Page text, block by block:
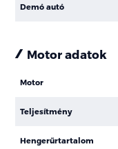
Demó autó
Motor adatok
Motor
Teljesítmény
Hengerűrtartalom